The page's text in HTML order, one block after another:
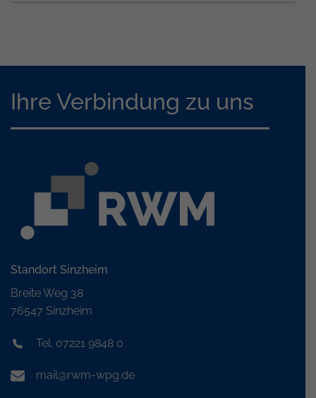
Ihre Verbindung zu uns
Standort Sinzheim
Breite Weg 38
76547 Sinzheim
Tel. 07221 9848 0
mail@rwm-wpg.de